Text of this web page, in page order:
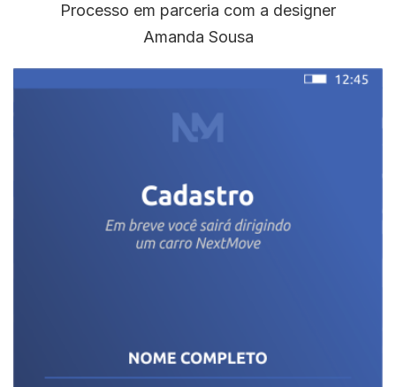
Processo em parceria com a designer
Amanda Sousa